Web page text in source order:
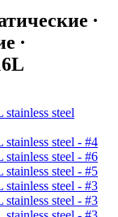
∙
∙